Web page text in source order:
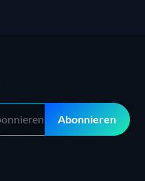
Abonnieren